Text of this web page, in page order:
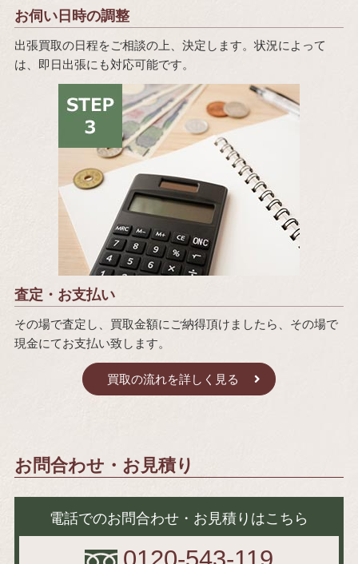
お伺い日時の調整
出張買取の日程をご相談の上、決定します。状況によって
は、即日出張にも対応可能です。
査定・お支払い
その場で査定し、買取金額にご納得頂けましたら、その場で
現金にてお支払い致します。
買取の流れを詳しく見る
お問合わせ・お見積り
電話でのお問合わせ・お見積りはこちら